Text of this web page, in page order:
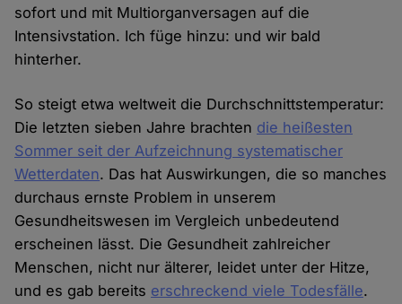
sofort und mit Multiorganversagen auf die
Intensivstation. Ich füge hinzu: und wir bald
hinterher.
So steigt etwa weltweit die Durchschnittstemperatur:
Die letzten sieben Jahre brachten die heißesten
Sommer seit der Aufzeichnung systematischer
Wetterdaten. Das hat Auswirkungen, die so manches
durchaus ernste Problem in unserem
Gesundheitswesen im Vergleich unbedeutend
erscheinen lässt. Die Gesundheit zahlreicher
Menschen, nicht nur älterer, leidet unter der Hitze,
und es gab bereits erschreckend viele Todesfälle.